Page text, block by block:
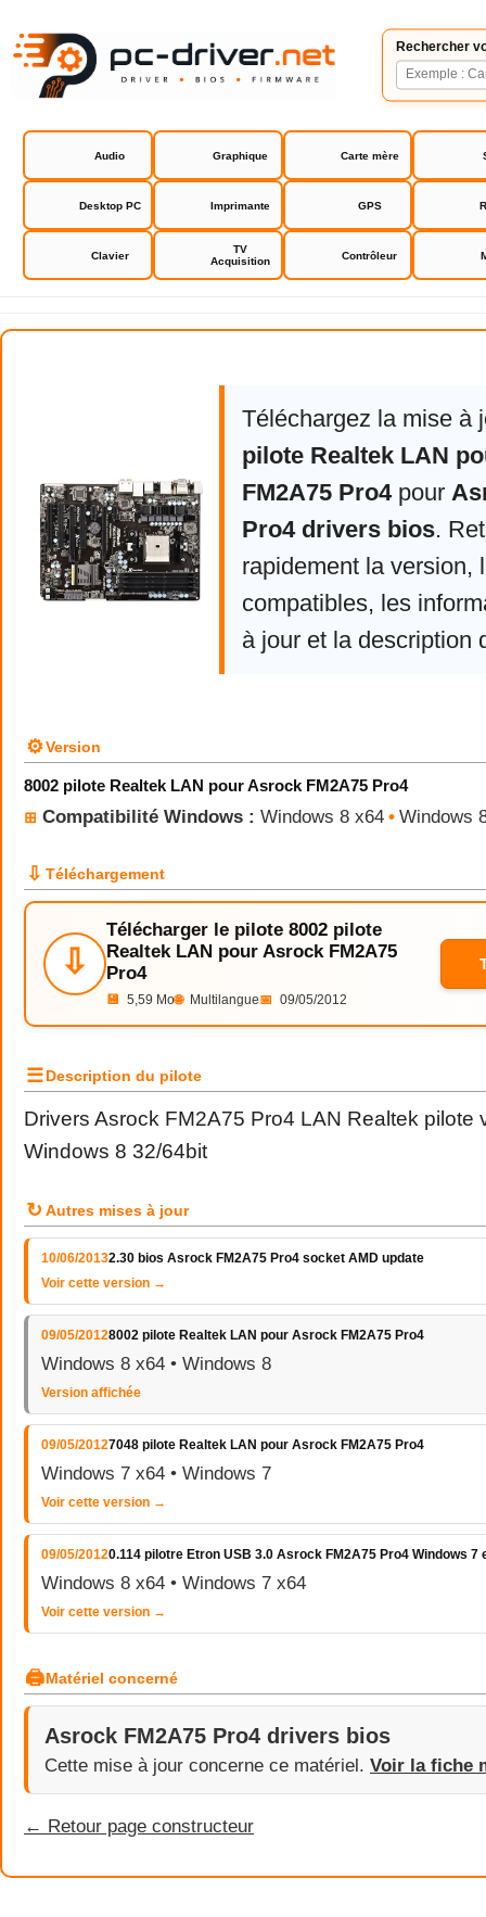
Rechercher
Audio Graphique Carte mère
Desktop PC Imprimante GPS
Clavier
TV
Acquisition
Contrôleur
Asrock FM2A75 Pro4 drivers
Téléchargez la mise à
pilote Realtek LAN
FM2A75 Pro4pour
Pro4 drivers bios.
rapidement la version,
compatibles, les
à jour et la description
⚙Version
8002 pilote Realtek LAN pour Asrock FM2A75 Pro4
⊞ Compatibilité Windows : Windows 8 x64 • Windows
⇩ Téléchargement
⇩
Télécharger le pilote 8002 pilote
Realtek LAN pour Asrock FM2A75
Pro4
💾 5,59 Mo🌐 Multilangue📅 09/05/2012
☰Description du pilote
Drivers Asrock FM2A75 Pro4 LAN Realtek pilote
Windows 8 32/64bit
↻ Autres mises à jour
10/06/20132.30 bios Asrock FM2A75 Pro4 socket AMD update
Voir cette version →
09/05/20128002 pilote Realtek LAN pour Asrock FM2A75 Pro4
Windows 8 x64 • Windows 8
Version affichée
09/05/20127048 pilote Realtek LAN pour Asrock FM2A75 Pro4
Windows 7 x64 • Windows 7
Voir cette version →
09/05/20120.114 pilotre Etron USB 3.0 Asrock FM2A75 Pro4 Windows 7
Windows 8 x64 • Windows 7 x64
Voir cette version →
🖨Matériel concerné
Asrock FM2A75 Pro4 drivers bios
Cette mise à jour concerne ce matériel. Voir la fiche
← Retour page constructeur